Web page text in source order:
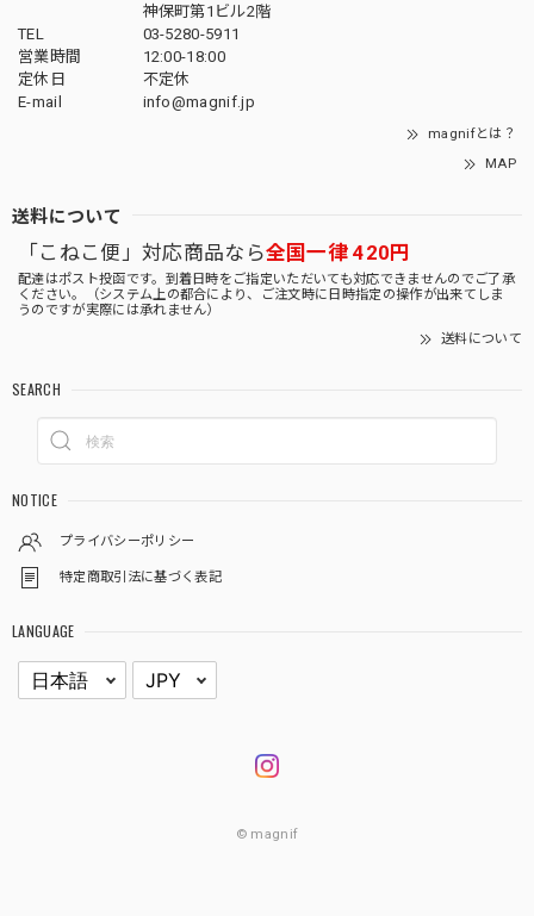
神保町第1ビル2階
TEL
03-5280-5911
営業時間
12:00-18:00
定休日
不定休
E-mail
info@magnif.jp
magnifとは？
MAP
送料について
「こねこ便」対応商品なら全国一律 420円
配達はポスト投函です。到着日時をご指定いただいても対応できませんのでご了承
ください。（システム上の都合により、ご注文時に日時指定の操作が出来てしま
うのですが実際には承れません）
送料について
SEARCH
NOTICE
プライバシーポリシー
特定商取引法に基づく表記
LANGUAGE
© magnif